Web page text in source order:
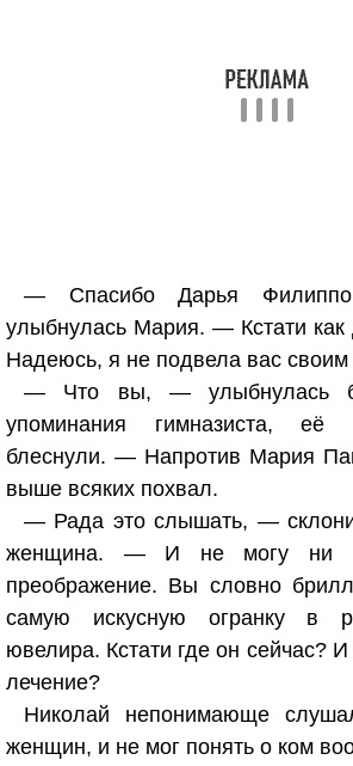
— Спасибо Дарья
улыбнулась Мария. — Кстати как
Надеюсь, я не подвела вас
— Что вы, — улыбнулась
упоминания гимназиста, её
блеснули. — Напротив Мария
выше всяких похвал.
— Рада это слышать, —
женщина. — И не могу ни
преображение. Вы словно
самую искусную огранку в
ювелира. Кстати где он сейчас? И
лечение?
Николай непонимающе
женщин, и не мог понять о ком